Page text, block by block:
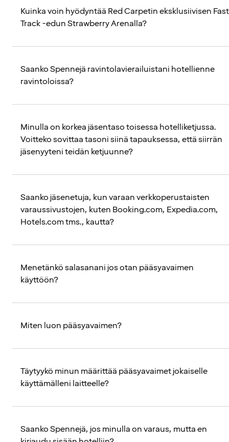
Kuinka voin hyödyntää Red Carpetin eksklusiivisen Fast
Track -edun Strawberry Arenalla?
Saanko Spennejä ravintolavierailuistani hotellienne
ravintoloissa?
Minulla on korkea jäsentaso toisessa hotelliketjussa.
Voitteko sovittaa tasoni siinä tapauksessa, että siirrän
jäsenyyteni teidän ketjuunne?
Saanko jäsenetuja, kun varaan verkkoperustaisten
varaussivustojen, kuten Booking.com, Expedia.com,
Hotels.com tms., kautta?
Menetänkö salasanani jos otan pääsyavaimen
käyttöön?
Miten luon pääsyavaimen?
Täytyykö minun määrittää pääsyavaimet jokaiselle
käyttämälleni laitteelle?
Saanko Spennejä, jos minulla on varaus, mutta en